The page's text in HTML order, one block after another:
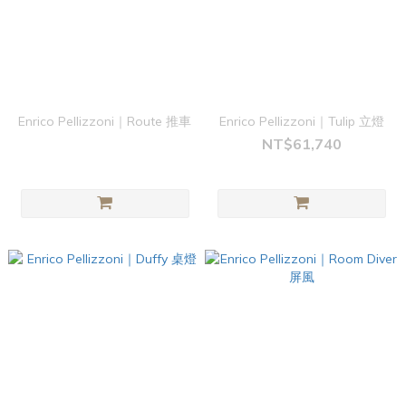
Enrico Pellizzoni｜Route 推車 Enrico Pellizzoni｜Tulip 立燈
NT$61,740